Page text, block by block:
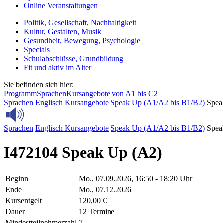
Online Veranstaltungen
Politik, Gesellschaft, Nachhaltigkeit
Kultur, Gestalten, Musik
Gesundheit, Bewegung, Psychologie
Specials
Schulabschlüsse, Grundbildung
Fit und aktiv im Alter
Sie befinden sich hier:
ProgrammSprachenKursangebote von A1 bis C2
Sprachen Englisch Kursangebote Speak Up (A1/A2 bis B1/B2)
Sprachen Englisch Kursangebote Speak Up (A1/A2 bis B1/B2)
I472104 Speak Up (A2)
Beginn Mo., 07.09.2026, 16:50 - 18:20 Uhr
Ende
Mo., 07.12.2026
Kursentgelt
120,00 €
Dauer
12 Termine